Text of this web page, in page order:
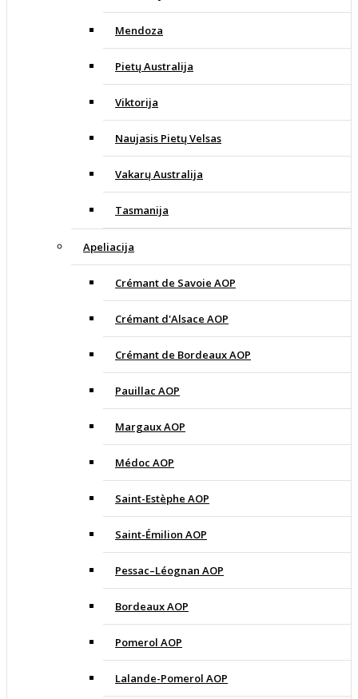
Mendoza
Pietų Australija
Viktorija
Naujasis Pietų Velsas
Vakarų Australija
Tasmanija
Apeliacija
Crémant de Savoie AOP
Crémant d'Alsace AOP
Crémant de Bordeaux AOP
Pauillac AOP
Margaux AOP
Médoc AOP
Saint-Estèphe AOP
Saint-Émilion AOP
Pessac–Léognan AOP
Bordeaux AOP
Pomerol AOP
Lalande-Pomerol AOP